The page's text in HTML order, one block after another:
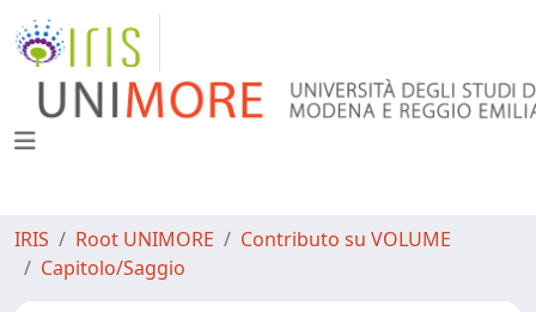
IRIS Root UNIMORE
Contributo su VOLUME
Capitolo/Saggio